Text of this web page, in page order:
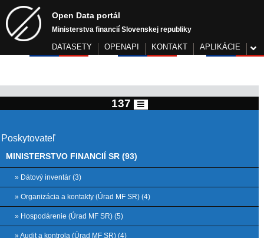
Open Data portál
Ministerstva financií Slovenskej republiky
DATASETY OPENAPI KONTAKT APLIKÁCIE
137
Poskytovateľ
MINISTERSTVO FINANCIÍ SR (93)
» Dátový inventár (3)
» Organizácia a kontakty (Úrad MF SR) (4)
» Hospodárenie (Úrad MF SR) (5)
» Audit a kontrola (Úrad MF SR) (4)